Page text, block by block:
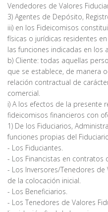
Vendedores de Valores
3) Agentes de Depósito,
iii) en los Fideicomisos
físicas o jurídicas residentes
las funciones indicadas en los
b) Cliente: todas aquellas
que se establece, de manera
relación contractual de
comercial.
i) A los efectos de la presente
fideicomisos financieros con
1) De los Fiduciarios,
funciones propias del
- Los Fiduciantes.
- Los Financistas en contratos
- Los Inversores/Tenedores
de la colocación inicial.
- Los Beneficiarios.
- Los Tenedores de Valores